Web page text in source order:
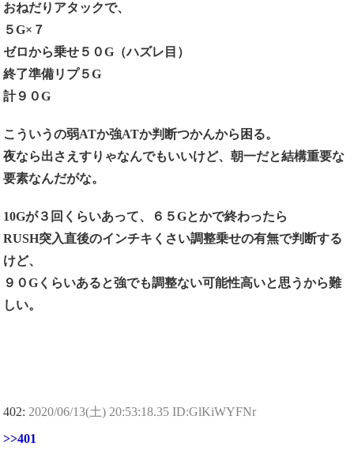
おねだりアタックで、
５G×７
ゼロから乗せ５０G（ハズレ目）
終了準備リプ５G
計９０G
こういうの弱ATか強ATか判断つかんから困る。
夜なら出さえすりゃなんでもいいけど、朝一だと結構重要な
要素なんだがな。
10Gが３回くらいあって、６５Gとかで終わったら
RUSH突入直後のインチキくさい調整乗せの有無で判断する
けど、
９０Gくらいあると強でも調整ない可能性高いと思うから難
しい。
402: 2020/06/13(土) 20:53:18.35 ID:GlKiWYFNr
>>401